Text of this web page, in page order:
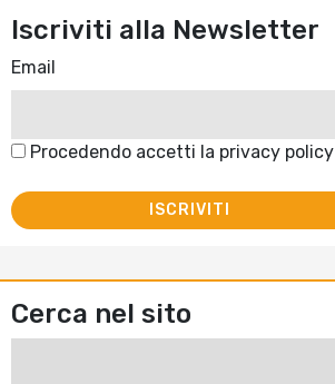
Iscriviti alla Newsletter
Email
Procedendo accetti la privacy policy
Cerca nel sito